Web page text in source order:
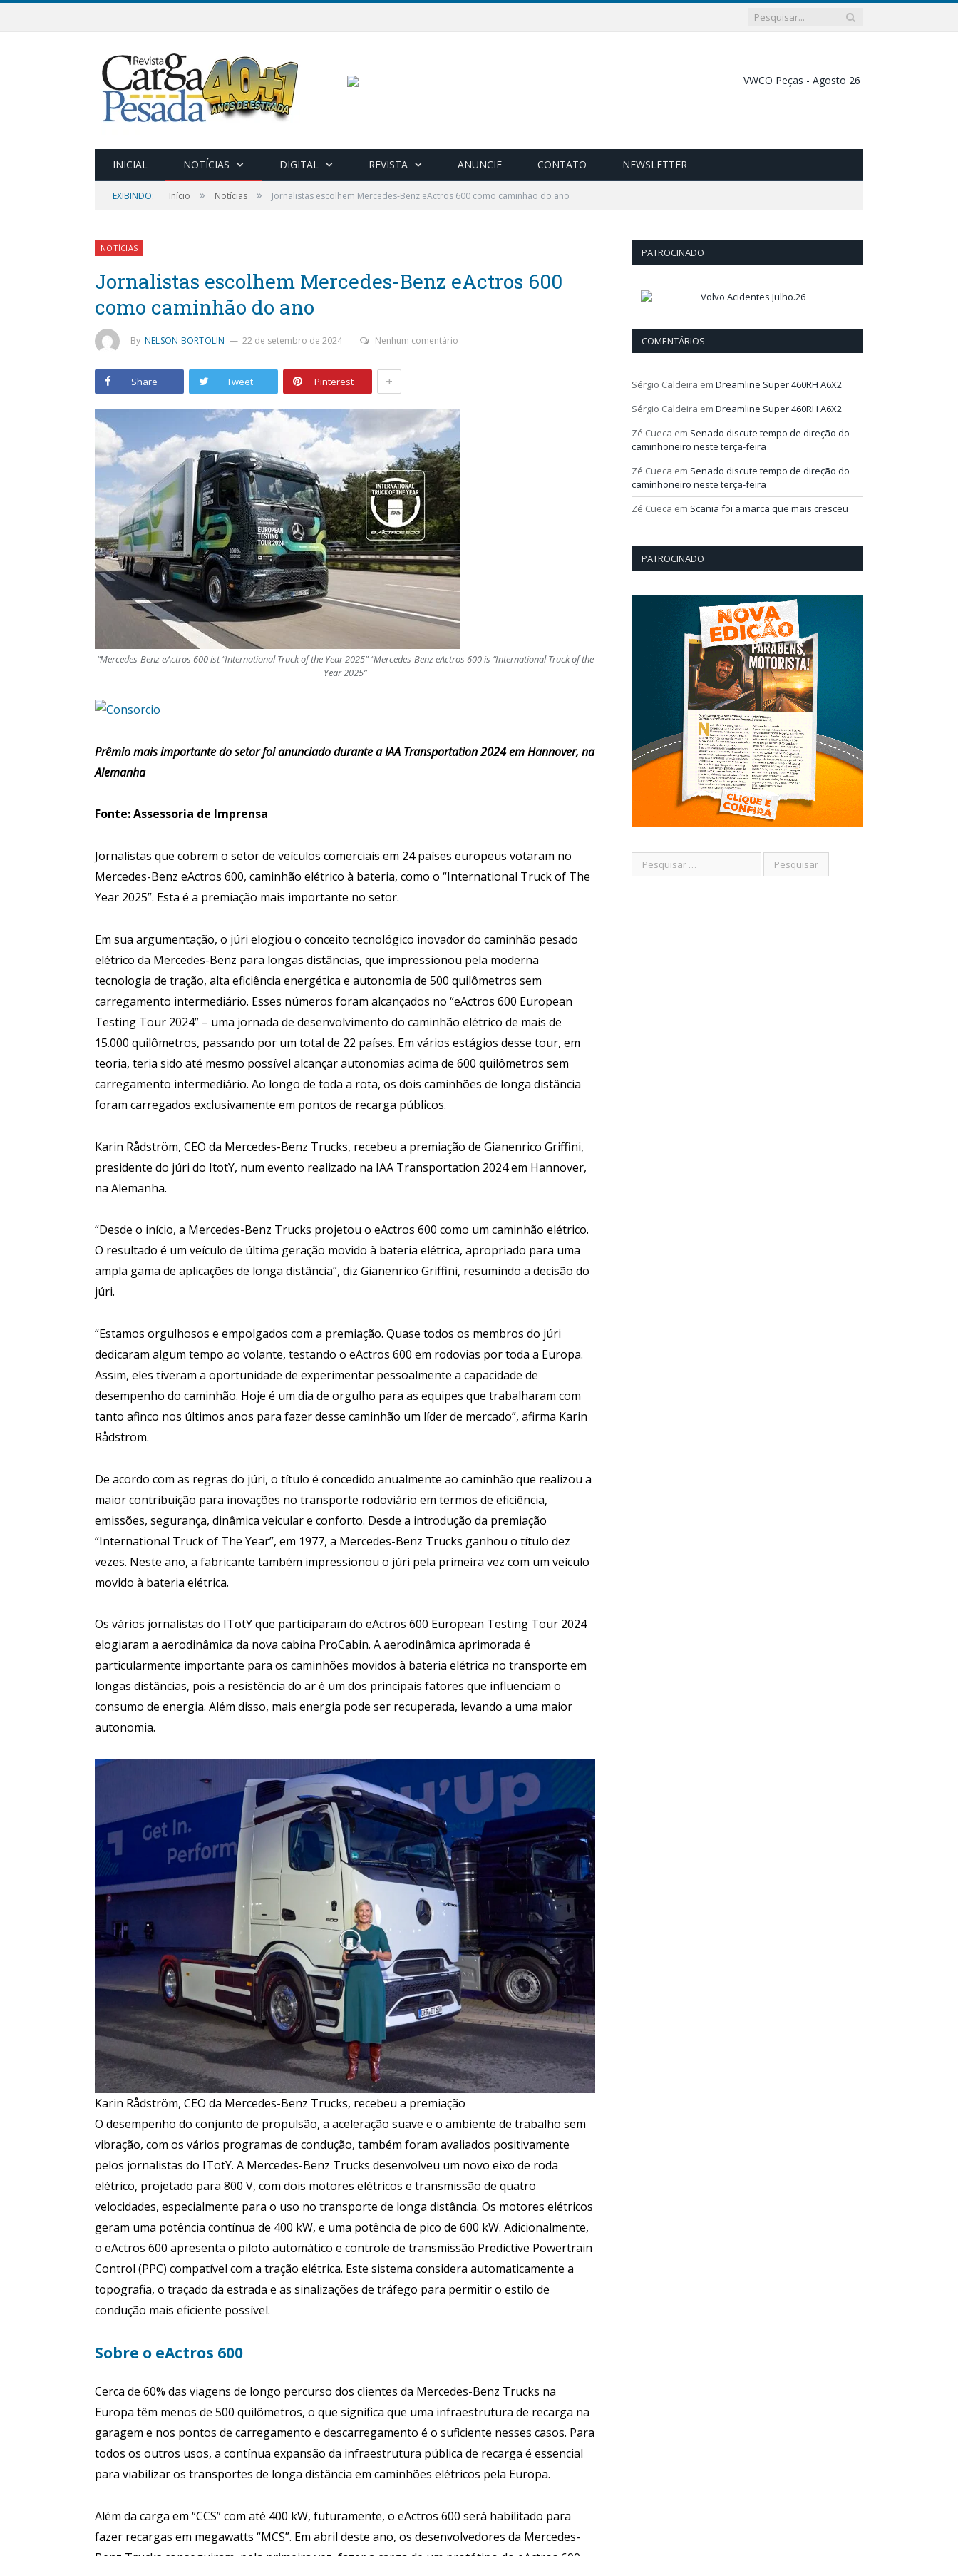
INICIAL NOTÍCIAS DIGITAL REVISTA ANUNCIE CONTATO NEWSLETTER
EXIBINDO: Início » Notícias » Jornalistas escolhem Mercedes-Benz eActros 600 como caminhão do ano
NOTÍCIAS
Jornalistas escolhem Mercedes-Benz eActros 600
como caminhão do ano
By NELSON BORTOLIN 22 de setembro de 2024 Nenhum comentário
Share Tweet Pinterest +
“Mercedes-Benz eActros 600 ist “International Truck of the Year 2025" “Mercedes-Benz eActros 600 is “International Truck of the
Year 2025”
Prêmio mais importante do setor foi anunciado durante a IAA Transportation 2024 em Hannover, na
Alemanha
Fonte: Assessoria de Imprensa
Jornalistas que cobrem o setor de veículos comerciais em 24 países europeus votaram no
Mercedes-Benz eActros 600, caminhão elétrico à bateria, como o “International Truck of The
Year 2025”. Esta é a premiação mais importante no setor.
Em sua argumentação, o júri elogiou o conceito tecnológico inovador do caminhão pesado
elétrico da Mercedes-Benz para longas distâncias, que impressionou pela moderna
tecnologia de tração, alta eficiência energética e autonomia de 500 quilômetros sem
carregamento intermediário. Esses números foram alcançados no “eActros 600 European
Testing Tour 2024” – uma jornada de desenvolvimento do caminhão elétrico de mais de
15.000 quilômetros, passando por um total de 22 países. Em vários estágios desse tour, em
teoria, teria sido até mesmo possível alcançar autonomias acima de 600 quilômetros sem
carregamento intermediário. Ao longo de toda a rota, os dois caminhões de longa distância
foram carregados exclusivamente em pontos de recarga públicos.
Karin Rådström, CEO da Mercedes-Benz Trucks, recebeu a premiação de Gianenrico Griffini,
presidente do júri do ItotY, num evento realizado na IAA Transportation 2024 em Hannover,
na Alemanha.
“Desde o início, a Mercedes-Benz Trucks projetou o eActros 600 como um caminhão elétrico.
O resultado é um veículo de última geração movido à bateria elétrica, apropriado para uma
ampla gama de aplicações de longa distância”, diz Gianenrico Griffini, resumindo a decisão do
júri.
“Estamos orgulhosos e empolgados com a premiação. Quase todos os membros do júri
dedicaram algum tempo ao volante, testando o eActros 600 em rodovias por toda a Europa.
Assim, eles tiveram a oportunidade de experimentar pessoalmente a capacidade de
desempenho do caminhão. Hoje é um dia de orgulho para as equipes que trabalharam com
tanto afinco nos últimos anos para fazer desse caminhão um líder de mercado”, afirma Karin
Rådström.
De acordo com as regras do júri, o título é concedido anualmente ao caminhão que realizou a
maior contribuição para inovações no transporte rodoviário em termos de eficiência,
emissões, segurança, dinâmica veicular e conforto. Desde a introdução da premiação
“International Truck of The Year”, em 1977, a Mercedes-Benz Trucks ganhou o título dez
vezes. Neste ano, a fabricante também impressionou o júri pela primeira vez com um veículo
movido à bateria elétrica.
Os vários jornalistas do ITotY que participaram do eActros 600 European Testing Tour 2024
elogiaram a aerodinâmica da nova cabina ProCabin. A aerodinâmica aprimorada é
particularmente importante para os caminhões movidos à bateria elétrica no transporte em
longas distâncias, pois a resistência do ar é um dos principais fatores que influenciam o
consumo de energia. Além disso, mais energia pode ser recuperada, levando a uma maior
autonomia.
Karin Rådström, CEO da Mercedes-Benz Trucks, recebeu a premiação
O desempenho do conjunto de propulsão, a aceleração suave e o ambiente de trabalho sem
vibração, com os vários programas de condução, também foram avaliados positivamente
pelos jornalistas do ITotY. A Mercedes-Benz Trucks desenvolveu um novo eixo de roda
elétrico, projetado para 800 V, com dois motores elétricos e transmissão de quatro
velocidades, especialmente para o uso no transporte de longa distância. Os motores elétricos
geram uma potência contínua de 400 kW, e uma potência de pico de 600 kW. Adicionalmente,
o eActros 600 apresenta o piloto automático e controle de transmissão Predictive Powertrain
Control (PPC) compatível com a tração elétrica. Este sistema considera automaticamente a
topografia, o traçado da estrada e as sinalizações de tráfego para permitir o estilo de
condução mais eficiente possível.
Sobre o eActros 600
Cerca de 60% das viagens de longo percurso dos clientes da Mercedes-Benz Trucks na
Europa têm menos de 500 quilômetros, o que significa que uma infraestrutura de recarga na
garagem e nos pontos de carregamento e descarregamento é o suficiente nesses casos. Para
todos os outros usos, a contínua expansão da infraestrutura pública de recarga é essencial
para viabilizar os transportes de longa distância em caminhões elétricos pela Europa.
Além da carga em “CCS” com até 400 kW, futuramente, o eActros 600 será habilitado para
fazer recargas em megawatts “MCS”. Em abril deste ano, os desenvolvedores da Mercedes-
PATROCINADO
COMENTÁRIOS
Sérgio Caldeira em Dreamline Super 460RH A6X2
Sérgio Caldeira em Dreamline Super 460RH A6X2
Zé Cueca em Senado discute tempo de direção do
caminhoneiro neste terça-feira
Zé Cueca em Senado discute tempo de direção do
caminhoneiro neste terça-feira
Zé Cueca em Scania foi a marca que mais cresceu
PATROCINADO